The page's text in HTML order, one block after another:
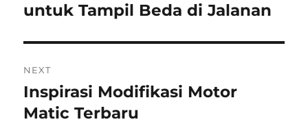
post:
untuk Tampil Beda di Jalanan
NEXT
Next
post:
Inspirasi Modifikasi Motor
Matic Terbaru